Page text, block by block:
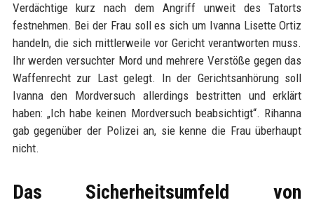
Verdächtige kurz nach dem Angriff unweit des Tatorts
festnehmen. Bei der Frau soll es sich um Ivanna Lisette Ortiz
handeln, die sich mittlerweile vor Gericht verantworten muss.
Ihr werden versuchter Mord und mehrere Verstöße gegen das
Waffenrecht zur Last gelegt. In der Gerichtsanhörung soll
Ivanna den Mordversuch allerdings bestritten und erklärt
haben: „Ich habe keinen Mordversuch beabsichtigt“. Rihanna
gab gegenüber der Polizei an, sie kenne die Frau überhaupt
nicht.
Das Sicherheitsumfeld von